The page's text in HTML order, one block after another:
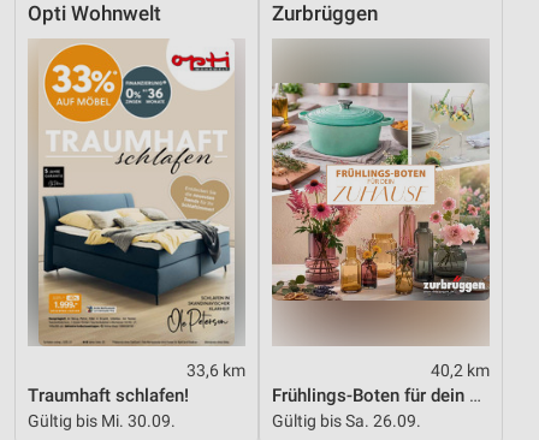
Opti Wohnwelt
33,6 km
Traumhaft schlafen!
Gültig bis Mi. 30.09.
Zurbrüggen
40,2 km
Frühlings-Boten für dein Zuhause
Gültig bis Sa. 26.09.